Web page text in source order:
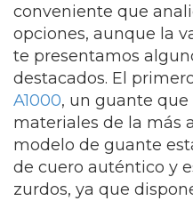
conveniente que
opciones, aunque la
te presentamos
destacados. El
A1000, un guante
materiales de la más
modelo de guante
de cuero auténtico y
zurdos, ya que